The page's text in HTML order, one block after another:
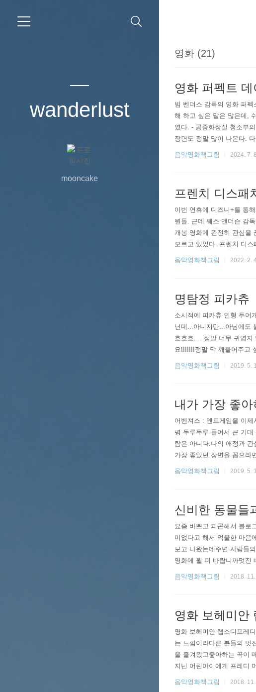
wanderlust
mooncake
영화 (21)
영화 퍼펙트
빔 벤더스 감독의 영화 퍼
해 하고 싶은 말은 많은데,
였다. - 공중화장실 청소부
장면도 정말 많이 나온다.
미다강 건너편 동네가 자주
음악영화책그림 2024. 7.
프렌치 디스패
이번 연휴에 디즈니+를 통
뭔들. 근데 웨스 앤더슨 감
개봉 영화에 완전히 관심을
모르고 있었다. 프렌치 디
슨 특별전 같은 거 해서 재
음악영화책그림 2022. 2.
명탐정 피카츄
소시적에 피카츄 인형 두어
닌데...아니지만...아님에도
흐흐흐.... 정말 너무 귀엽지
요!!!!!!!​​정말 막 깨물어주고
는 영화다보니까 어쩔 수
음악영화책그림 2019. 5.
내가 가장 좋
어벤져스 : 엔드게임을 이
평 두루두루 들어서 큰 기
람은 아니다.나의 애정과
가장 좋았던 장면을 꼽으라
오프닝 시퀀스로 넘어갈 때
음악영화책그림 2019. 5.
신비한 동물들
요즘 바쁘고 피곤해서 블로
미없다고 해서 억울한 마음
보고 나왔는데주변 사람들
영화에 뭘 더 바랍니까멋진
한가득!사실 1편에선 조니
음악영화책그림 2018.
영화 보헤미안
영화 보헤미안 랩소디프레
는 느낌이라다른 분들의 멋
을 즐겨왔고좋아하는 곡이
지닌 어린아이에게 프레디
랩소디를 보고 나서야퀸이
음악영화책그림 2018.